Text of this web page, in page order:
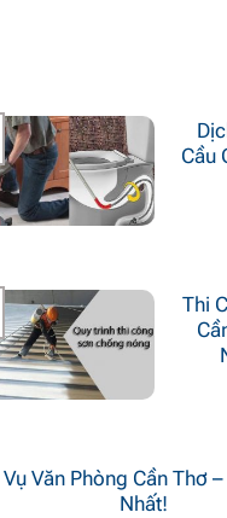
Cầu
Thi
Văn Phòng Cần Thơ
Nhất!